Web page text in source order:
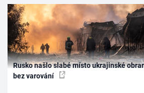
Rusko našlo slabé místo ukrajinské
bez varování